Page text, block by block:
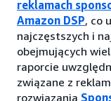
reklamach
Amazon DSP, co
najczęstszych i
obejmujących
raporcie
związane z
rozwiązania